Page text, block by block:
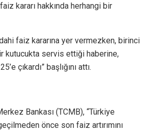
kararı hakkında herhangi bir
faiz kararına yer vermezken, birinci
kutucukta servis ettiği haberine,
çıkardı” başlığını attı.
Bankası (TCMB), “Türkiye
önce son faiz artırımını